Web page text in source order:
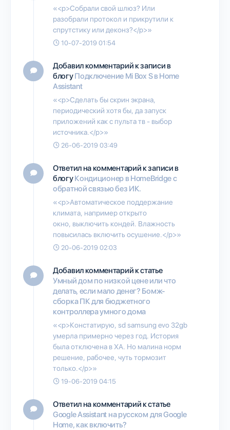
«<p>Собрали свой шлюз? Или
разобрали протокол и прикрутили к
спрутстику или деконз?</p>»
10-07-2019 01:54
Добавил комментарий к записи в
блогуПодключение Mi Box S в Home
Assistant
«<p>Сделать бы скрин экрана,
периодический хотя бы, да запуск
приложений как с пульта тв - выбор
источника.</p>»
26-06-2019 03:49
Ответил на комментарий к записи в
блогуКондиционер в HomeBridge с
обратной связью без ИК.
«<p>Автоматическое поддержание
климата, например открыто
окно, выключить кондей. Влажность
повысилась включить осушение.</p>»
20-06-2019 02:03
Добавил комментарий к статье
Умный дом по низкой цене или что
делать, если мало денег? Бомж-
сборка ПК для бюджетного
контроллера умного дома
«<p>Констатирую, sd samsung evo 32gb
умерла примерно через год. История
была отключена в ХА. Но малина норм
решение, рабочее, чуть тормозит
только.</p>»
19-06-2019 04:15
Ответил на комментарий к статье
Google Assistant на русском для Google
Home, как включить?